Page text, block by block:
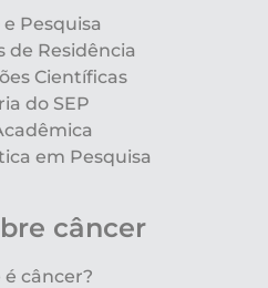
Pesquisa
de Residência
Científicas
do SEP
em Pesquisa
câncer
é câncer?